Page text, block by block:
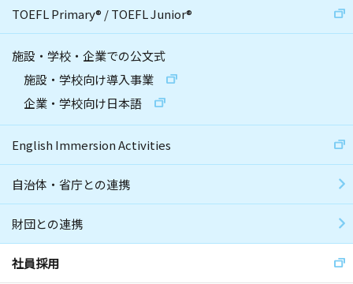
TOEFL Primary® /TOEFL Junior®
施設・学校・企業での公文式
施設・学校向け導入事業
企業・学校向け日本語
English Immersion Activities
自治体・省庁との連携
財団との連携
社員採用